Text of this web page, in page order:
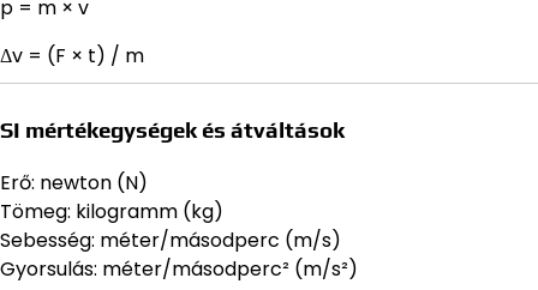
p = m × v
Δv = (F × t) / m
SI mértékegységek és átváltások
Erő: newton (N)
Tömeg: kilogramm (kg)
Sebesség: méter/másodperc (m/s)
Gyorsulás: méter/másodperc² (m/s²)